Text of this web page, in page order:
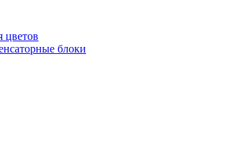
цветов
блоки